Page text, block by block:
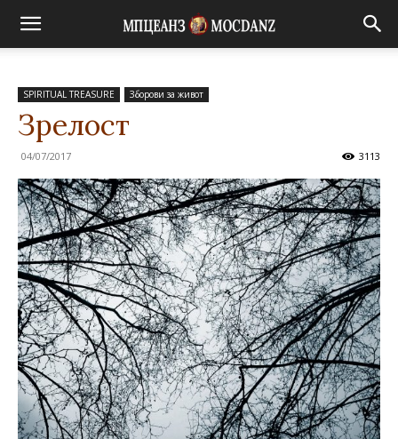
SPIRITUAL TREASURE Зборови за живот
Зрелост
04/07/2017 3113